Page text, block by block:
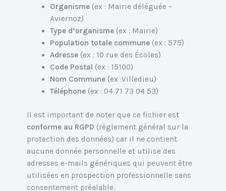
Organisme (ex : Mairie déléguée –
Aviernoz)
Type d’organisme (ex : Mairie)
Population totale commune (ex : 575)
Adresse (ex : 10 rue des Écoles)
Code Postal (ex : 15100)
Nom Commune (ex :Villedieu)
Téléphone (ex : 04 71 73 04 53)
Il est important de noter que ce fichier est
conforme au RGPD (règlement général sur la
protection des données) car il ne contient
aucune donnée personnelle et utilise des
adresses e-mails génériques qui peuvent être
utilisées en prospection professionnelle sans
consentement préalable.